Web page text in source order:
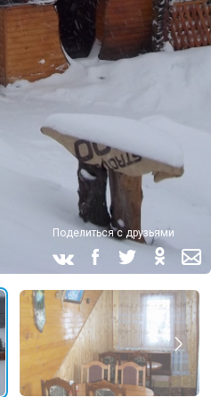
Поделиться с друзьями